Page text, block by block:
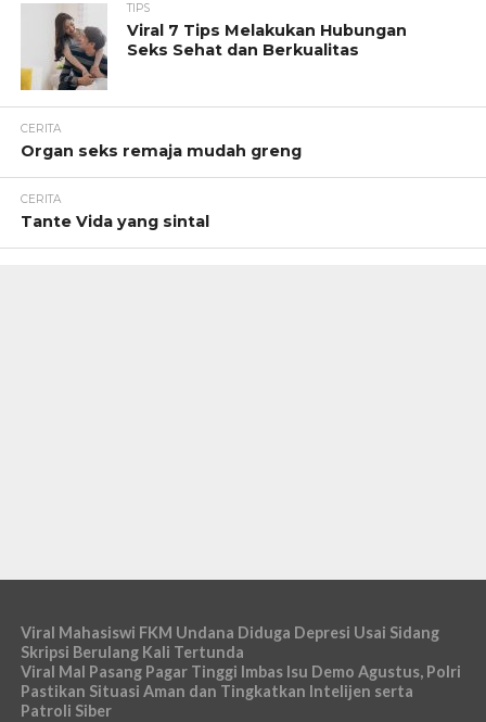
TIPS
Viral 7 Tips Melakukan Hubungan
Seks Sehat dan Berkualitas
CERITA
Organ seks remaja mudah greng
CERITA
Tante Vida yang sintal
Viral Mahasiswi FKM Undana Diduga Depresi Usai Sidang
Skripsi Berulang Kali Tertunda
Viral Mal Pasang Pagar Tinggi Imbas Isu Demo Agustus, Polri
Pastikan Situasi Aman dan Tingkatkan Intelijen serta
Patroli Siber